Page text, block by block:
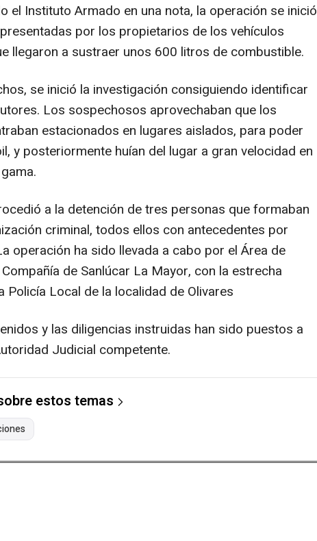
el Instituto Armado en una nota, la operación se inició
por los propietarios de los vehículos
llegaron a sustraer unos 600 litros de combustible.
se inició la investigación consiguiendo identificar
Los sospechosos aprovechaban que los
estacionados en lugares aislados, para poder
y posteriormente huían del lugar a gran velocidad en
a la detención de tres personas que formaban
criminal, todos ellos con antecedentes por
operación ha sido llevada a cabo por el Área de
de Sanlúcar La Mayor, con la estrecha
Policía Local de la localidad de Olivares
y las diligencias instruidas han sido puestos a
Judicial competente.
estos temas